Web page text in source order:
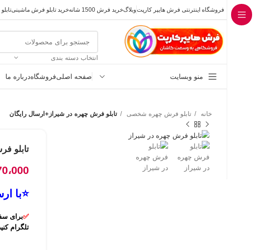
فروشگاه اینترنتی فرش هایپر کارپتوبلاگخرید فرش 1500 شانه خرید تابلو فرش ماشینی
انتخاب دسته بندی
منو وبسایت صفحه اصلیفروشگاهدرباره ما
خانه تابلو فرش چهره شخصی تابلو فرش چهره در شیراز+ارسال رایگان
تابلو
⭐با
✅برای
تلگرام